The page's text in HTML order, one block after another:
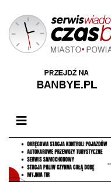
Przełącz nawigację